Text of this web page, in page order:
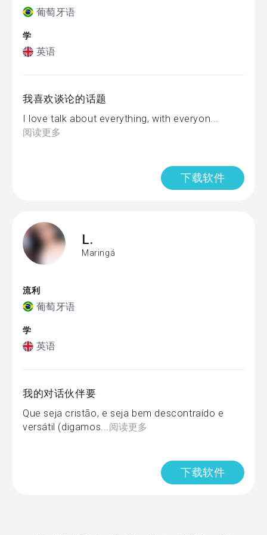
葡萄牙语
学
英语
我喜欢谈论的话题
I love talk about everything, with everyon...
阅读更多
下载软件
L.
Maringá
流利
葡萄牙语
学
英语
我的对话伙伴要
Que seja cristão, e seja bem descontraído e
versátil (digamos...阅读更多
下载软件